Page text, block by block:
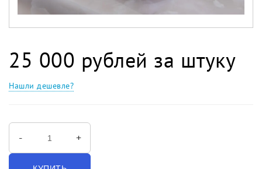
25 000 рублей за штуку
Нашли дешевле?
- +